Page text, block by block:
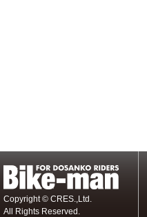
Copyright © CRES.,Ltd.
All Rights Reserved.